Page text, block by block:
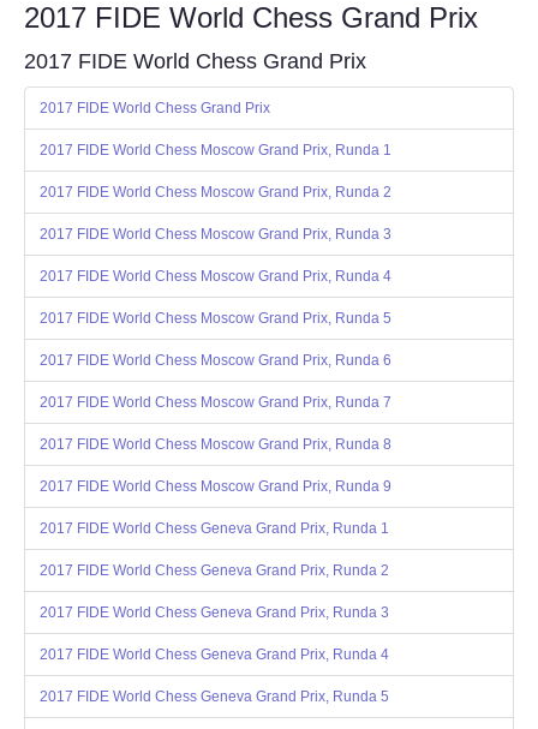
WIADOMOŚCI
NAUKA GRY W SZACHY
TURNIEJE
OPINIE, KONTROWERSJE
POLITYKA
FILMIKI
Z ARCHIWUM
SZACHIŚCI
ZDJĘCIA
Z KALENDARZA
2017 FIDE World Chess Grand Prix
2017 FIDE World Chess Grand Prix
2017 FIDE World Chess Grand Prix
2017 FIDE World Chess Moscow Grand Prix, Runda 1
2017 FIDE World Chess Moscow Grand Prix, Runda 2
2017 FIDE World Chess Moscow Grand Prix, Runda 3
2017 FIDE World Chess Moscow Grand Prix, Runda 4
2017 FIDE World Chess Moscow Grand Prix, Runda 5
2017 FIDE World Chess Moscow Grand Prix, Runda 6
2017 FIDE World Chess Moscow Grand Prix, Runda 7
2017 FIDE World Chess Moscow Grand Prix, Runda 8
2017 FIDE World Chess Moscow Grand Prix, Runda 9
2017 FIDE World Chess Geneva Grand Prix, Runda 1
2017 FIDE World Chess Geneva Grand Prix, Runda 2
2017 FIDE World Chess Geneva Grand Prix, Runda 3
2017 FIDE World Chess Geneva Grand Prix, Runda 4
2017 FIDE World Chess Geneva Grand Prix, Runda 5